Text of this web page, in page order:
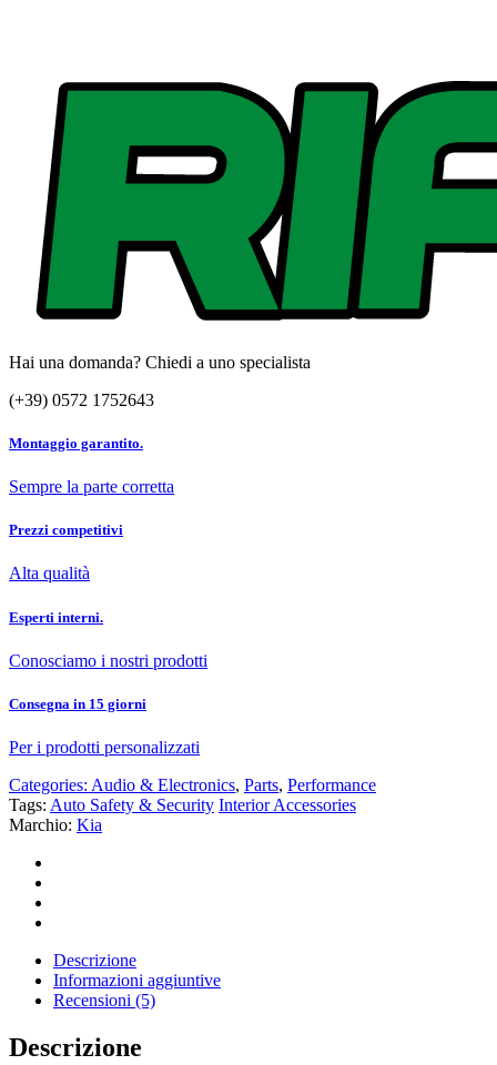
Hai una domanda? Chiedi a uno specialista
(+39) 0572 1752643
Montaggio garantito.
Sempre la parte corretta
Prezzi competitivi
Alta qualità
Esperti interni.
Conosciamo i nostri prodotti
Consegna in 15 giorni
Per i prodotti personalizzati
Categories: Audio & Electronics, Parts, Performance
Tags: Auto Safety & Security Interior Accessories
Marchio: Kia
Descrizione
Informazioni aggiuntive
Recensioni (5)
Descrizione